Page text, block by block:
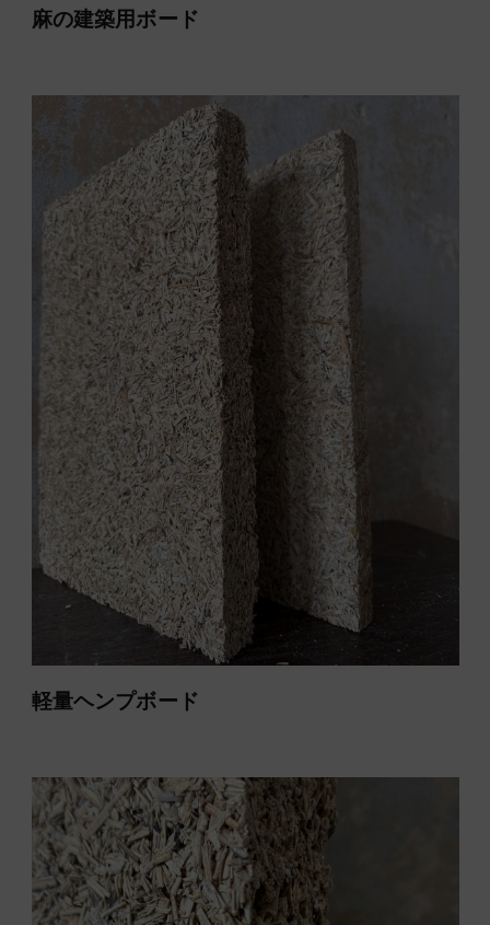
麻の建築用ボード
軽量ヘンプボード